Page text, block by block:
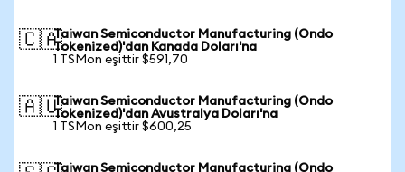
🇨🇦Taiwan Semiconductor Manufacturing (Ondo
Tokenized)'dan Kanada Doları'na
1 TSMon eşittir $591,70
🇦🇺Taiwan Semiconductor Manufacturing (Ondo
Tokenized)'dan Avustralya Doları'na
1 TSMon eşittir $600,25
Taiwan Semiconductor Manufacturing (Ondo